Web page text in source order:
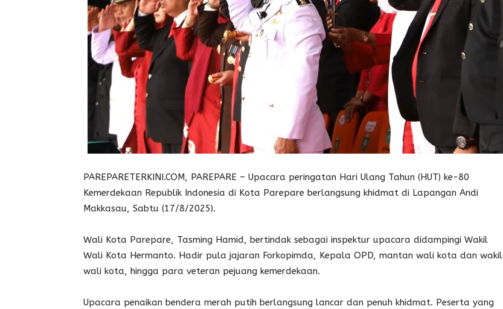
PAREPARETERKINI.COM, PAREPARE – Upacara peringatan Hari Ulang Tahun (HUT) ke-80
Kemerdekaan Republik Indonesia di Kota Parepare berlangsung khidmat di Lapangan Andi
Makkasau, Sabtu (17/8/2025).
Wali Kota Parepare, Tasming Hamid, bertindak sebagai inspektur upacara didampingi Wakil
Wali Kota Hermanto. Hadir pula jajaran Forkopimda, Kepala OPD, mantan wali kota dan wakil
wali kota, hingga para veteran pejuang kemerdekaan.
Upacara penaikan bendera merah putih berlangsung lancar dan penuh khidmat. Peserta yang